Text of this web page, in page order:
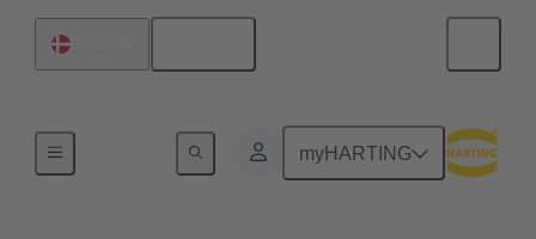
myHARTING